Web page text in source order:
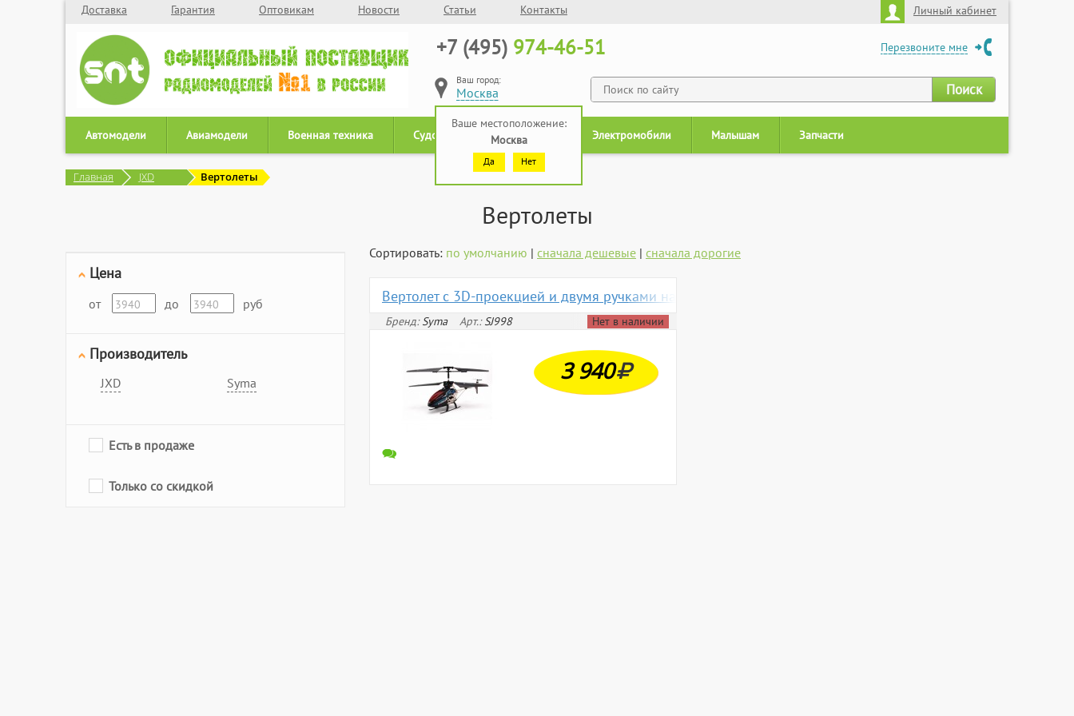
Доставка Гарантия Оптовикам Новости Статьи Контакты Личный кабинет
+7 (495) 974-46-51 Перезвоните мне
Ваш город:
Москва
Ваше местоположение:
Москва
Да Нет
Автомодели Авиамодели Военная техника Судомодели Роботы Электромобили Малышам Запчасти
Главная JXD Вертолеты
Вертолеты
Цена
от до руб
Производитель
JXD Syma
Есть в продаже
Только со скидкой
Сортировать: по умолчанию | сначала дешевые | сначала дорогие
Вертолет с 3D-проекцией и двумя ручками на на радио управлении
Бренд:Syma Арт.:SJ998 Нет в наличии
3 940